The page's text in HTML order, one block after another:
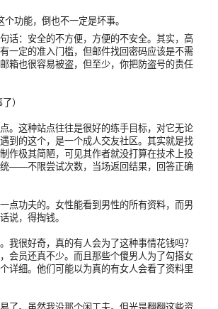
功能，倒也不一定是坏事。
话：安全的不方便，方便的不安全。其实，高
一定的准入门槛，但邮件找回密码应该是不需
箱也很容易被盗，但至少，你把防盗号的责任
）
。这种站点往往是很好的练手目标，对它无论
到的这个，是一个成人交友社区。其实就是找
作极其简陋，可见其作者就没打算在技术上投
——不限尝试次数，当场返回结果，回答正确
点功夫的。女性能看到男性的所有资料，而男
说，得掏钱。
我很好奇，真的有人会为了这种事情花钱吗？
会员还真不少。而且那些个傻男人为了勾搭女
详细。他们可能以为真的有女人会看了资料里